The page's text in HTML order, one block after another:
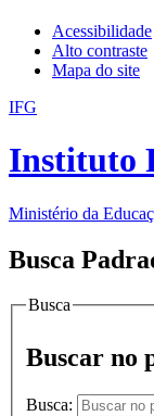
Acessibilidade
Alto contraste
Mapa do site
IFG
Instituto
Ministério da
Busca
Busca
Buscar no
Busca: